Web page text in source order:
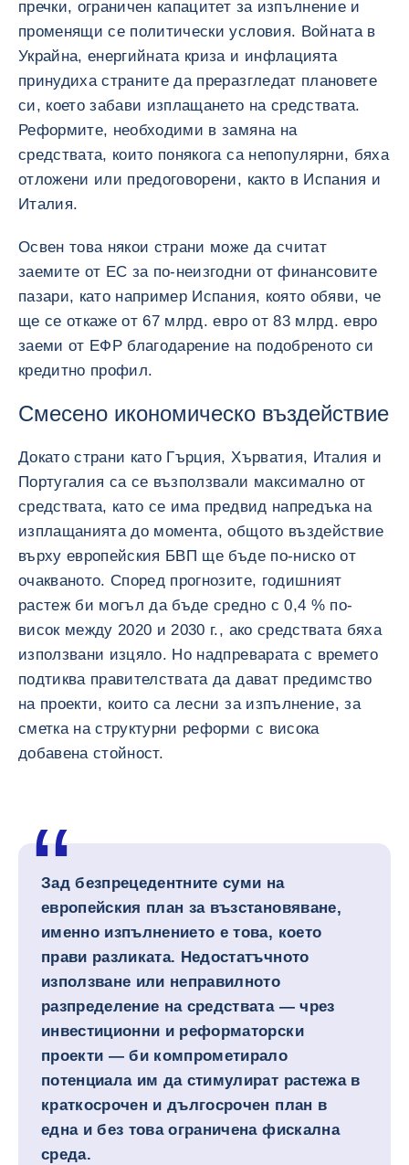
пречки, ограничен капацитет за изпълнение и
променящи се политически условия. Войната в
Украйна, енергийната криза и инфлацията
принудиха страните да преразгледат плановете
си, което забави изплащането на средствата.
Реформите, необходими в замяна на
средствата, които понякога са непопулярни, бяха
отложени или предоговорени, както в Испания и
Италия.
Освен това някои страни може да считат
заемите от ЕС за по-неизгодни от финансовите
пазари, като например Испания, която обяви, че
ще се откаже от 67 млрд. евро от 83 млрд. евро
заеми от ЕФР благодарение на подобреното си
кредитно профил.
Смесено икономическо въздействие
Докато страни като Гърция, Хърватия, Италия и
Португалия са се възползвали максимално от
средствата, като се има предвид напредъка на
изплащанията до момента, общото въздействие
върху европейския БВП ще бъде по-ниско от
очакваното. Според прогнозите, годишният
растеж би могъл да бъде средно с 0,4 % по-
висок между 2020 и 2030 г., ако средствата бяха
използвани изцяло. Но надпреварата с времето
подтиква правителствата да дават предимство
на проекти, които са лесни за изпълнение, за
сметка на структурни реформи с висока
добавена стойност.
Зад безпрецедентните суми на
европейския план за възстановяване,
именно изпълнението е това, което
прави разликата. Недостатъчното
използване или неправилното
разпределение на средствата — чрез
инвестиционни и реформаторски
проекти — би компрометирало
потенциала им да стимулират растежа в
краткосрочен и дългосрочен план в
една и без това ограничена фискална
среда.